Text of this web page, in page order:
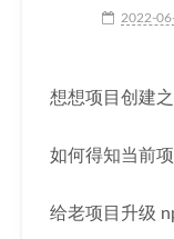
2022-
想想项目创建
如何得知当前
给老项目升级